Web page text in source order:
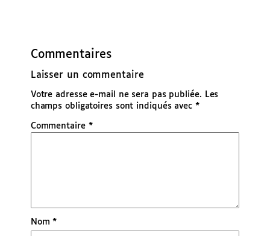
Commentaires
Laisser un commentaire
Votre adresse e-mail ne sera pas publiée.
Les
champs obligatoires sont indiqués avec *
Commentaire *
Nom*